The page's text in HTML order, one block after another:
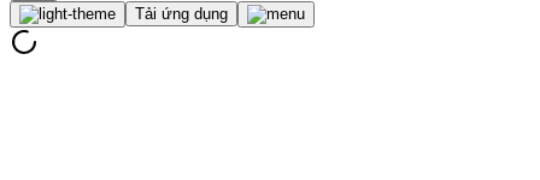
Tải ứng dụng